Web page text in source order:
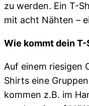
zu werden. Ein T-
mit acht Nähten –
Wie kommt dein
Auf einem riesigen
Shirts eine
kommen z.B. im